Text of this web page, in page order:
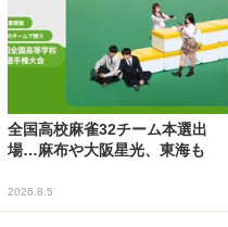
全国高校麻雀32チーム本選出
場…麻布や大阪星光、東海も
2026.8.5